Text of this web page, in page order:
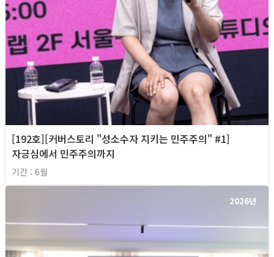
[192호][커버스토리 "성소수자 지키는 민주주의" #1]
자긍심에서 민주주의까지
기간 : 6월
2026년